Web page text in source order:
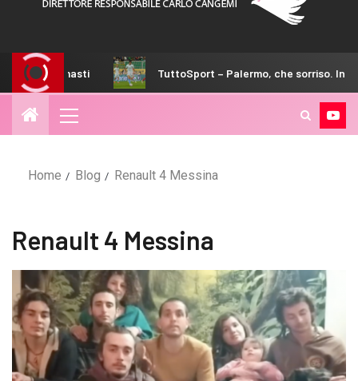
posti rimasti TuttoSport – Palermo, che sorriso.
Home Blog Renault 4 Messina
Renault 4 Messina